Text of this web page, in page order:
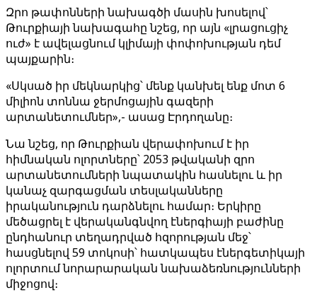
Զրո թափոնների նախագծի մասին խոսելով՝
Թուրքիայի նախագահը նշեց, որ այն «լրացուցիչ
ուժ» է ավելացնում կլիմայի փոփոխության դեմ
պայքարին։
«Սկսած իր մեկնարկից՝ մենք կանխել ենք մոտ 6
միլիոն տոննա ջերմոցային գազերի
արտանետումներ»,- ասաց Էրդողանը։
Նա նշեց, որ Թուրքիան վերափոխում է իր
հիմնական ոլորտները՝ 2053 թվականի զրո
արտանետումների նպատակին հասնելու և իր
կանաչ զարգացման տեսլականները
իրականություն դարձնելու համար։ Երկիրը
մեծացրել է վերականգնվող էներգիայի բաժինը
ընդհանուր տեղադրված հզորության մեջ՝
հասցնելով 59 տոկոսի՝ հատկապես էներգետիկայի
ոլորտում նորարարական նախաձեռնությունների
միջոցով։